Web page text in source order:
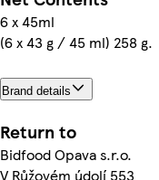
6 x 45ml
(6 x 43 g / 45 ml) 258 g.
Brand details
Return to
Bidfood Opava s.r.o.
V Růžovém údolí 553